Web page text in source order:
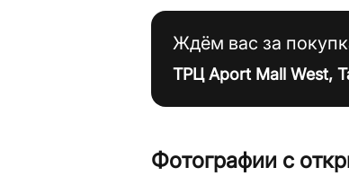
Ждём вас за
ТРЦ Aport Mall West,
Фотографии с